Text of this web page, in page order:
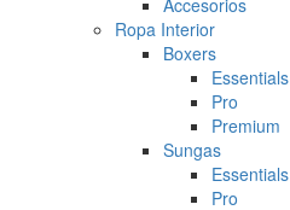
Accesorios
Ropa Interior
Boxers
Essentials
Pro
Premium
Sungas
Essentials
Pro